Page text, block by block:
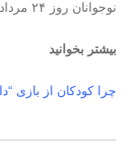
نوجوانان روز ۲۴ مرداد کار خود را آغاز می‌کند.
بیشتر بخوانید
چرا کودکان از بازی